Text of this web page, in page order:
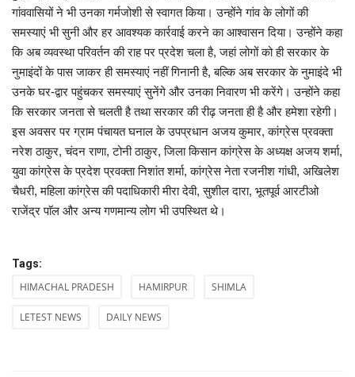
गांववासियों ने भी उनका गर्मजोशी से स्वागत किया। उन्होंने गांव के लोगों की
समस्याएं भी सुनी और हर आवश्यक कार्रवाई करने का आश्वासन दिया। उन्होंने कहा
कि अब व्यवस्था परिवर्तन की राह पर प्रदेश चला है, जहां लोगों को ही सरकार के
नुमाइंदों के पास जाकर ही समस्याएं नहीं गिनानी है, बल्कि अब सरकार के नुमाइंदे भी
उनके घर-द्वार पहुंचकर समस्याएं सुनेंगे और उनका निवारण भी करेंगे। उन्होंने कहा
कि सरकार जनता से चलती है तथा सरकार की रीढ़ जनता ही है और हमेशा रहेगी।
इस अवसर पर ग्राम पंचायत घनाल के उपप्रधान अजय कुमार, कांग्रेस प्रवक्ता
नरेश ठाकुर, चंदन राणा, टोनी ठाकुर, जिला किसान कांग्रेस के अध्यक्ष अजय शर्मा,
युवा कांग्रेस के प्रदेश प्रवक्ता निशांत शर्मा, कांग्रेस नेता रजनीश गांधी, अखिलेश
चैधरी, महिला कांग्रेस की पदाधिकारी मीरा देवी, सुशील दारा, भूतपूर्व आरटीओ
राजेंद्र पाॅल और अन्य गणमान्य लोग भी उपस्थित थे।
Tags:
HIMACHAL PRADESH HAMIRPUR SHIMLA
LETEST NEWS DAILY NEWS